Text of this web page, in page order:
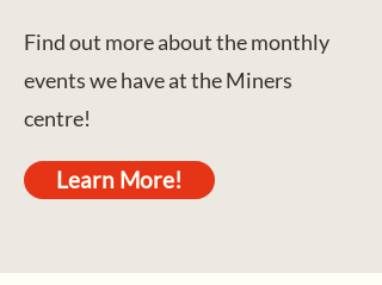
Find out more about the monthly
events we have at the Miners
centre!
Learn More!